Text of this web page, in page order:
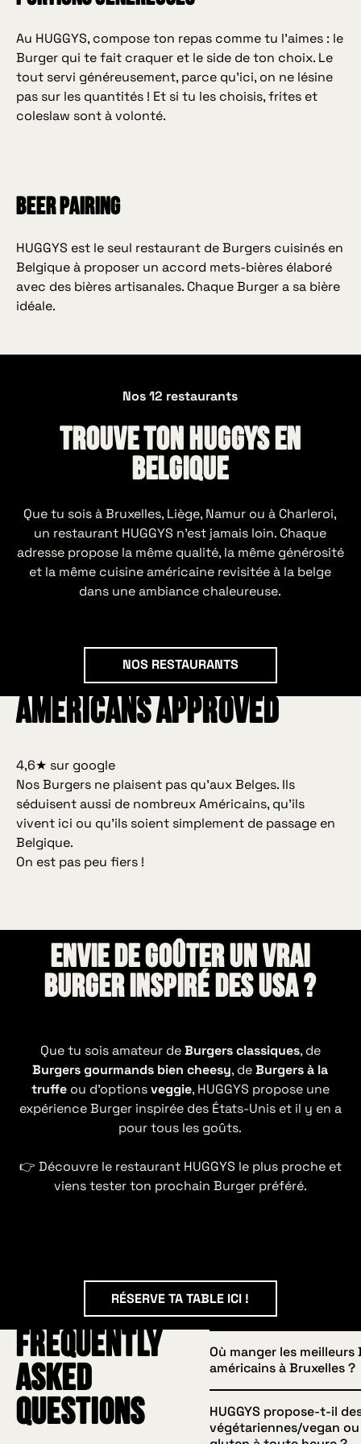
Au HUGGYS, compose ton repas comme tu l’aimes : le
Burger qui te fait craquer et le side de ton choix. Le
tout servi généreusement, parce qu’ici, on ne lésine
pas sur les quantités ! Et si tu les choisis, frites et
coleslaw sont à volonté.
beer pairing
HUGGYS est le seul restaurant de Burgers cuisinés en
Belgique à proposer un accord mets-bières élaboré
avec des bières artisanales. Chaque Burger a sa bière
idéale.
Nos 12 restaurants
Trouve ton Huggys en
Belgique
Que tu sois à Bruxelles, Liège, Namur ou à Charleroi,
un restaurant HUGGYS n'est jamais loin. Chaque
adresse propose la même qualité, la même générosité
et la même cuisine américaine revisitée à la belge
dans une ambiance chaleureuse.
NOS RESTAURANTS
NOS RESTAURANTS
americans approved
4,6★ sur google
Nos Burgers ne plaisent pas qu’aux Belges. Ils
séduisent aussi de nombreux Américains, qu’ils
vivent ici ou qu’ils soient simplement de passage en
Belgique.
On est pas peu fiers !
Envie de goûter un vrai
burger inspiré des usa ?
Que tu sois amateur deBurgers classiques, de
Burgers gourmands bien cheesy, deBurgers à la
truffeou d’optionsveggie, HUGGYS propose une
expérience Burger inspirée des États-Unis et il y en a
pour tous les goûts.
👉 Découvre le restaurant HUGGYS le plus proche et
viens tester ton prochain Burger préféré.
RÉSERVE TA TABLE ICI !
Frequently
asked
questions
Où manger les meilleurs
américains à Bruxelles ?
HUGGYS dispose de
HUGGYS propose-t-il
végétariennes/vegan ou